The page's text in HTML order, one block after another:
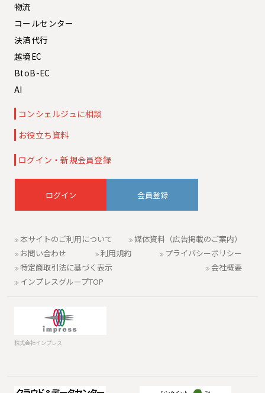
物流
コールセンター
決済代行
越境EC
BtoB-EC
AI
コンシェルジュに相談
お役立ち資料
ログイン・新規会員登録
会員登録
本サイトのご利用について
媒体資料（広告掲載のご案内）
お問い合わせ
利用規約
プライバシーポリシー
特定商取引法に基づく表示
会社概要
インプレスグループTOP
株式会社インプレス